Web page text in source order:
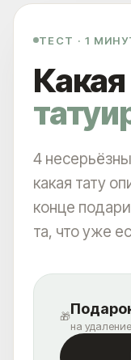
ТЕСТ · 1
4
какая тату
конце
та, что уже
🎁
на
УДАЛЯЮТ
PICOSURE PRO,
Выберите город